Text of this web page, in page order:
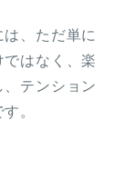
、ただ単に
はなく、楽
テンション
。